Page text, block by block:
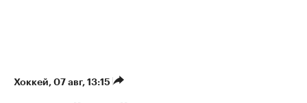
Хоккей⁠, 07 авг, 13:15